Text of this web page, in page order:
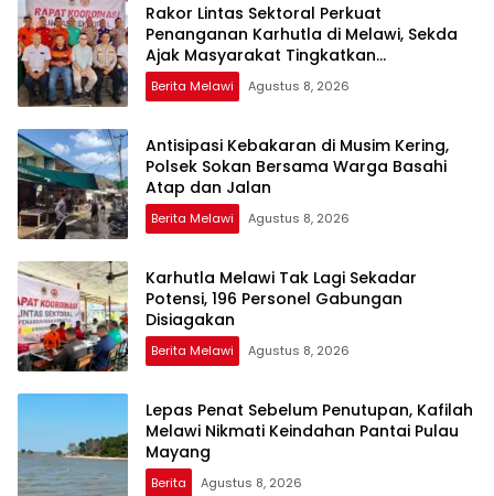
Rakor Lintas Sektoral Perkuat
Penanganan Karhutla di Melawi, Sekda
Ajak Masyarakat Tingkatkan
Kewaspadaan
Berita Melawi Agustus 8, 2026
Antisipasi Kebakaran di Musim Kering,
Polsek Sokan Bersama Warga Basahi
Atap dan Jalan
Berita Melawi Agustus 8, 2026
Karhutla Melawi Tak Lagi Sekadar
Potensi, 196 Personel Gabungan
Disiagakan
Berita Melawi Agustus 8, 2026
Lepas Penat Sebelum Penutupan, Kafilah
Melawi Nikmati Keindahan Pantai Pulau
Mayang
Berita Agustus 8, 2026